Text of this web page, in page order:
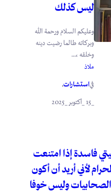
ليس كذلك
وعليكم السلام ورحمة الله
وبركاته طالما رضيت دينه
وخلقه ،...
ملاذ
فياستشارات.
فاسدة إذا امتنعت
لأني أريد أن أكون
وليس خوفا